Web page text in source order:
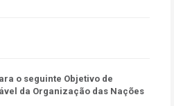
o seguinte Objetivo de
da Organização das Nações